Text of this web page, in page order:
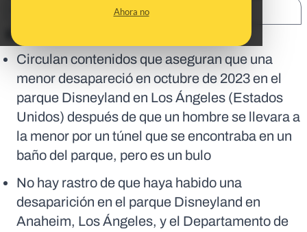
Ahora no
En corto:
Circulan contenidos que aseguran que una
menor desapareció en octubre de 2023 en el
parque Disneyland en Los Ángeles (Estados
Unidos) después de que un hombre se llevara a
la menor por un túnel que se encontraba en un
baño del parque, pero es un bulo
No hay rastro de que haya habido una
desaparición en el parque Disneyland en
Anaheim, Los Ángeles, y el Departamento de